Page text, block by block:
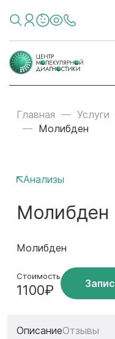
Главная Услуги
Молибден
Анализы
Молибден
Молибден
Стоимость
1100₽
ОписаниеОтзывы